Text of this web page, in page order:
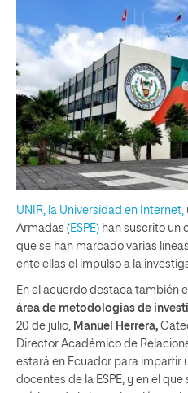
UNIR, la Universidad en Internet,
Armadas ( ESPE) han suscrito un
que se han marcado varias
ente ellas el impulso a la
En el acuerdo destaca también el
área de metodologías de
20 de julio, Manuel Herrera,
Director Académico de
estará en Ecuador para impartir
docentes de la ESPE, y en el